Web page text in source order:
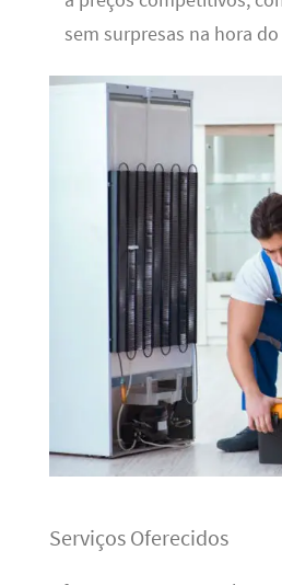
sem surpresas na hora
Serviços Oferecidos